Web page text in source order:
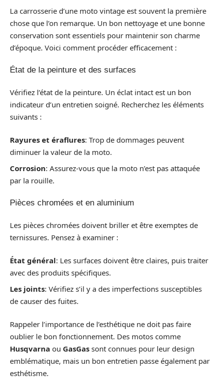
La carrosserie d’une moto vintage est souvent la première
chose que l’on remarque. Un bon nettoyage et une bonne
conservation sont essentiels pour maintenir son charme
d’époque. Voici comment procéder efficacement :
État de la peinture et des surfaces
Vérifiez l’état de la peinture. Un éclat intact est un bon
indicateur d’un entretien soigné. Recherchez les éléments
suivants :
Rayures et éraflures: Trop de dommages peuvent
diminuer la valeur de la moto.
Corrosion: Assurez-vous que la moto n’est pas attaquée
par la rouille.
Pièces chromées et en aluminium
Les pièces chromées doivent briller et être exemptes de
ternissures. Pensez à examiner :
État général: Les surfaces doivent être claires, puis traiter
avec des produits spécifiques.
Les joints: Vérifiez s’il y a des imperfections susceptibles
de causer des fuites.
Rappeler l’importance de l’esthétique ne doit pas faire
oublier le bon fonctionnement. Des motos comme
Husqvarna ou GasGas sont connues pour leur design
emblématique, mais un bon entretien passe également par
esthétisme.